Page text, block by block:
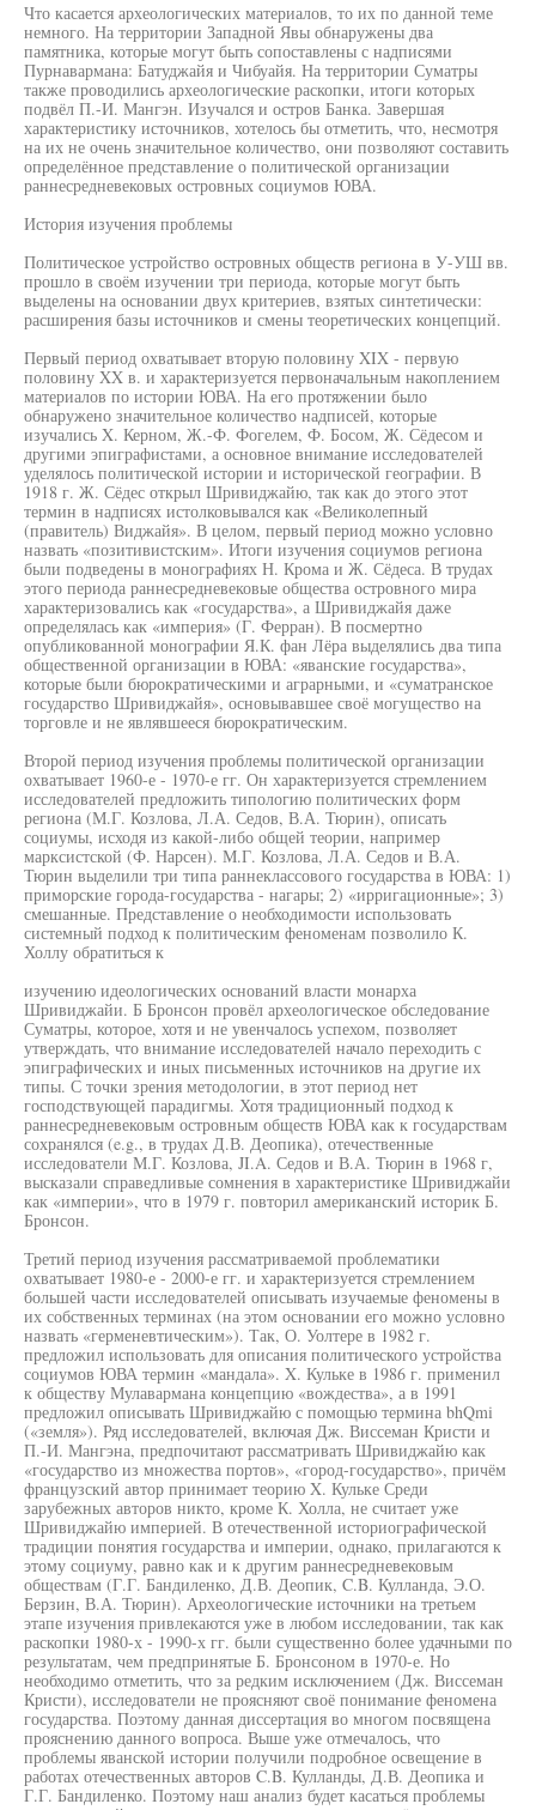
Что касается археологических материалов, то их по данной теме
немного. На территории Западной Явы обнаружены два
памятника, которые могут быть сопоставлены с надписями
Пурнавармана: Батуджайя и Чибуайя. На территории Суматры
также проводились археологические раскопки, итоги которых
подвёл П.-И. Мангэн. Изучался и остров Банка. Завершая
характеристику источников, хотелось бы отметить, что, несмотря
на их не очень значительное количество, они позволяют составить
определённое представление о политической организации
раннесредневековых островных социумов ЮВА.
История изучения проблемы
Политическое устройство островных обществ региона в У-УШ вв.
прошло в своём изучении три периода, которые могут быть
выделены на основании двух критериев, взятых синтетически:
расширения базы источников и смены теоретических концепций.
Первый период охватывает вторую половину XIX - первую
половину XX в. и характеризуется первоначальным накоплением
материалов по истории ЮВА. На его протяжении было
обнаружено значительное количество надписей, которые
изучались X. Керном, Ж.-Ф. Фогелем, Ф. Босом, Ж. Сёдесом и
другими эпиграфистами, а основное внимание исследователей
уделялось политической истории и исторической географии. В
1918 г. Ж. Сёдес открыл Шривиджайю, так как до этого этот
термин в надписях истолковывался как «Великолепный
(правитель) Виджайя». В целом, первый период можно условно
назвать «позитивистским». Итоги изучения социумов региона
были подведены в монографиях Н. Крома и Ж. Сёдеса. В трудах
этого периода раннесредневековые общества островного мира
характеризовались как «государства», а Шривиджайя даже
определялась как «империя» (Г. Ферран). В посмертно
опубликованной монографии Я.К. фан Лёра выделялись два типа
общественной организации в ЮВА: «яванские государства»,
которые были бюрократическими и аграрными, и «суматранское
государство Шривиджайя», основывавшее своё могущество на
торговле и не являвшееся бюрократическим.
Второй период изучения проблемы политической организации
охватывает 1960-е - 1970-е гг. Он характеризуется стремлением
исследователей предложить типологию политических форм
региона (М.Г. Козлова, Л.А. Седов, В.А. Тюрин), описать
социумы, исходя из какой-либо общей теории, например
марксистской (Ф. Нарсен). М.Г. Козлова, Л.А. Седов и В.А.
Тюрин выделили три типа раннеклассового государства в ЮВА: 1)
приморские города-государства - нагары; 2) «ирригационные»; 3)
смешанные. Представление о необходимости использовать
системный подход к политическим феноменам позволило К.
Холлу обратиться к
изучению идеологических оснований власти монарха
Шривиджайи. Б Бронсон провёл археологическое обследование
Суматры, которое, хотя и не увенчалось успехом, позволяет
утверждать, что внимание исследователей начало переходить с
эпиграфических и иных письменных источников на другие их
типы. С точки зрения методологии, в этот период нет
господствующей парадигмы. Хотя традиционный подход к
раннесредневековым островным обществ ЮВА как к государствам
сохранялся (e.g., в трудах Д.В. Деопика), отечественные
исследователи М.Г. Козлова, JI.A. Седов и В.А. Тюрин в 1968 г,
высказали справедливые сомнения в характеристике Шривиджайи
как «империи», что в 1979 г. повторил американский историк Б.
Бронсон.
Третий период изучения рассматриваемой проблематики
охватывает 1980-е - 2000-е гг. и характеризуется стремлением
большей части исследователей описывать изучаемые феномены в
их собственных терминах (на этом основании его можно условно
назвать «герменевтическим»). Так, О. Уолтере в 1982 г.
предложил использовать для описания политического устройства
социумов ЮВА термин «мандала». X. Кульке в 1986 г. применил
к обществу Мулавармана концепцию «вождества», а в 1991
предложил описывать Шривиджайю с помощью термина bhQmi
(«земля»). Ряд исследователей, включая Дж. Виссеман Кристи и
П.-И. Мангэна, предпочитают рассматривать Шривиджайю как
«государство из множества портов», «город-государство», причём
французский автор принимает теорию X. Кульке Среди
зарубежных авторов никто, кроме К. Холла, не считает уже
Шривиджайю империей. В отечественной историографической
традиции понятия государства и империи, однако, прилагаются к
этому социуму, равно как и к другим раннесредневековым
обществам (Г.Г. Бандиленко, Д.В. Деопик, C.B. Кулланда, Э.О.
Берзин, В.А. Тюрин). Археологические источники на третьем
этапе изучения привлекаются уже в любом исследовании, так как
раскопки 1980-х - 1990-х гг. были существенно более удачными по
результатам, чем предпринятые Б. Бронсоном в 1970-е. Но
необходимо отметить, что за редким исключением (Дж. Виссеман
Кристи), исследователи не проясняют своё понимание феномена
государства. Поэтому данная диссертация во многом посвящена
прояснению данного вопроса. Выше уже отмечалось, что
проблемы яванской истории получили подробное освещение в
работах отечественных авторов C.B. Кулланды, Д.В. Деопика и
Г.Г. Бандиленко. Поэтому наш анализ будет касаться проблемы